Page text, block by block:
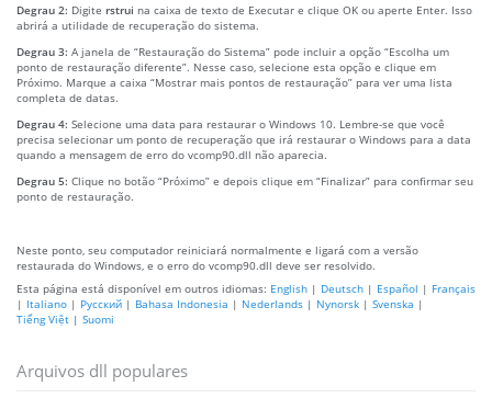
Degrau 2: Digite rstrui na caixa de texto de Executar e clique OK ou aperte Enter. Isso
abrirá a utilidade de recuperação do sistema.
Degrau 3: A janela de “Restauração do Sistema” pode incluir a opção “Escolha um
ponto de restauração diferente”. Nesse caso, selecione esta opção e clique em
Próximo. Marque a caixa “Mostrar mais pontos de restauração” para ver uma lista
completa de datas.
Degrau 4: Selecione uma data para restaurar o Windows 10. Lembre-se que você
precisa selecionar um ponto de recuperação que irá restaurar o Windows para a data
quando a mensagem de erro do vcomp90.dll não aparecia.
Degrau 5: Clique no botão “Próximo” e depois clique em “Finalizar” para confirmar seu
ponto de restauração.
Neste ponto, seu computador reiniciará normalmente e ligará com a versão
restaurada do Windows, e o erro do vcomp90.dll deve ser resolvido.
Esta página está disponível em outros idiomas: English | Deutsch | Español | Français
| Italiano | Русский | Bahasa Indonesia | Nederlands | Nynorsk | Svenska |
Tiếng Việt | Suomi
Arquivos dll populares